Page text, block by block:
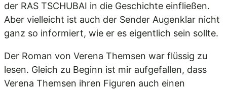
der RAS TSCHUBAI in die Geschichte einfließen.
Aber vielleicht ist auch der Sender Augenklar nicht
ganz so informiert, wie er es eigentlich sein sollte.
Der Roman von Verena Themsen war flüssig zu
lesen. Gleich zu Beginn ist mir aufgefallen, dass
Verena Themsen ihren Figuren auch einen